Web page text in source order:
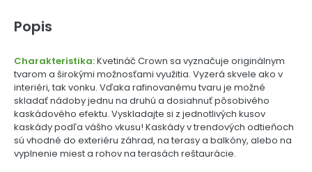
Popis
Charakteristika:Kvetináč Crown sa vyznačuje originálnym
tvarom a širokými možnosťami využitia. Vyzerá skvele ako v
interiéri, tak vonku. Vďaka rafinovanému tvaru je možné
skladať nádoby jednu na druhú a dosiahnuť pôsobivého
kaskádového efektu. Vyskladajte si z jednotlivých kusov
kaskády podľa vášho vkusu! Kaskády v trendových odtieňoch
sú vhodné do exteriéru záhrad, na terasy a balkóny, alebo na
vyplnenie miest a rohov na terasách reštaurácie.